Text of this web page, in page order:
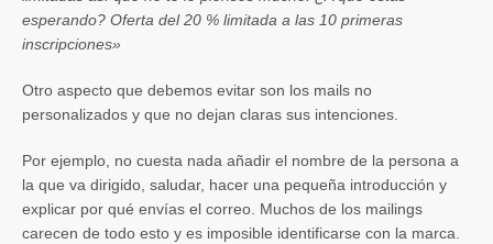
esperando? Oferta del 20 % limitada a las 10 primeras
inscripciones»
Otro aspecto que debemos evitar son los mails no
personalizados y que no dejan claras sus intenciones.
Por ejemplo, no cuesta nada añadir el nombre de la persona a
la que va dirigido, saludar, hacer una pequeña introducción y
explicar por qué envías el correo. Muchos de los mailings
carecen de todo esto y es imposible identificarse con la marca.